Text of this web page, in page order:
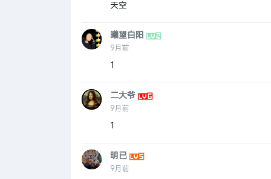
天空
曦望白阳
9月前
1
二大爷
9月前
1
明已
9月前